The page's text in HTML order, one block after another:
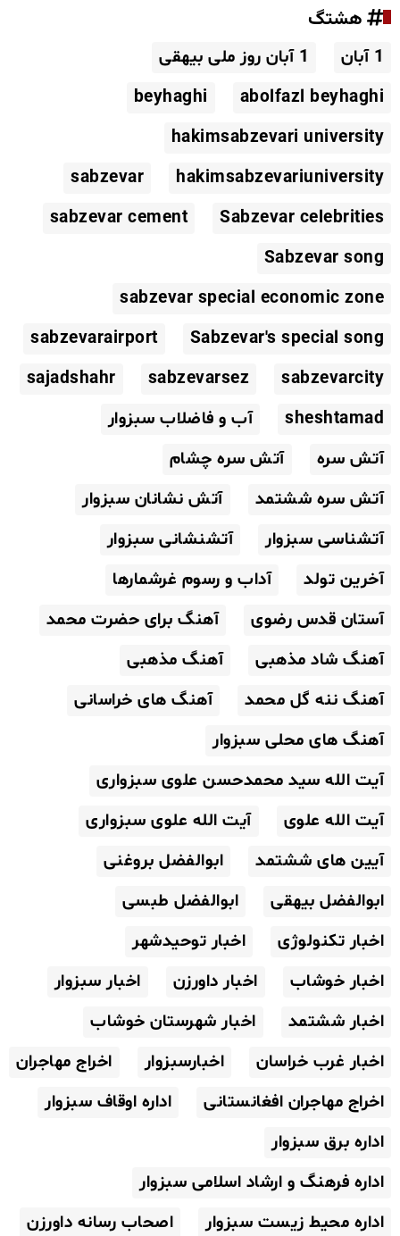
هشتگ
1 آبان
1 آبان روز ملی بیهقی
abolfazl beyhaghi
beyhaghi
hakimsabzevari university
hakimsabzevariuniversity
sabzevar
Sabzevar celebrities
sabzevar cement
Sabzevar song
sabzevar special economic zone
Sabzevar's special song
sabzevarairport
sabzevarcity
sabzevarsez
sajadshahr
sheshtamad
آب و فاضلاب سبزوار
آتش سره
آتش سره چشام
آتش سره ششتمد
آتش نشانان سبزوار
آتشناسی سبزوار
آتشنشانی سبزوار
آخرین تولد
آداب و رسوم غرشمارها
آستان قدس رضوی
آهنگ برای حضرت محمد
آهنگ شاد مذهبی
آهنگ مذهبی
آهنگ ننه گل محمد
آهنگ های خراسانی
آهنگ های محلی سبزوار
آیت الله سید محمدحسن علوی سبزواری
آیت الله علوی
آیت الله علوی سبزواری
آیین های ششتمد
ابوالفضل بروغنی
ابوالفضل بیهقی
ابوالفضل طبسی
اخبار تکنولوژی
اخبار توحیدشهر
اخبار خوشاب
اخبار داورزن
اخبار سبزوار
اخبار ششتمد
اخبار شهرستان خوشاب
اخبار غرب خراسان
اخبارسبزوار
اخراج مهاجران
اخراج مهاجران افغانستانی
اداره اوقاف سبزوار
اداره برق سبزوار
اداره فرهنگ و ارشاد اسلامی سبزوار
اداره محیط زیست سبزوار
اصحاب رسانه داورزن